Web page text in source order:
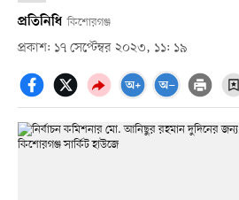
প্রতিনিধি কিশোরগঞ্জ
প্রকাশ: ১৭ সেপ্টেম্বর ২০২৩, ১১: ১৯